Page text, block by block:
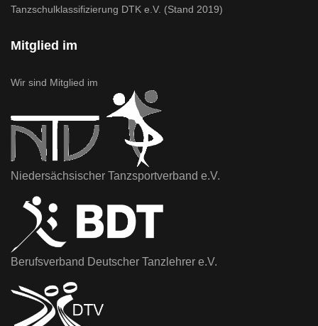
Tanzschulklassifizierung DTK e.V. (Stand 2019)
Mitglied im
Wir sind Mitglied im
Niedersächsischer Tanzsportverband e.V.
Berufsverband Deutscher Tanzlehrer e.V.